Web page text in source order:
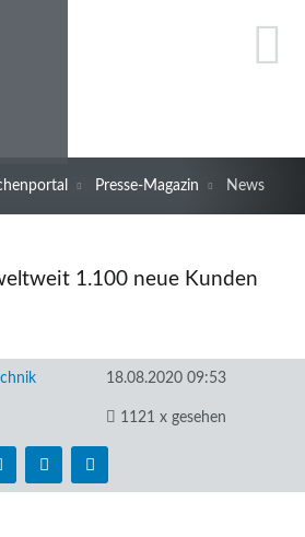
Presse-Magazin News
1.100 neue Kunden
18.08.2020 09:53
1121 x gesehen